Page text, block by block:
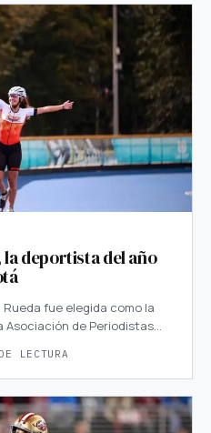
la deportista del año
fue elegida como la
Asociación de Periodistas…
LECTURA